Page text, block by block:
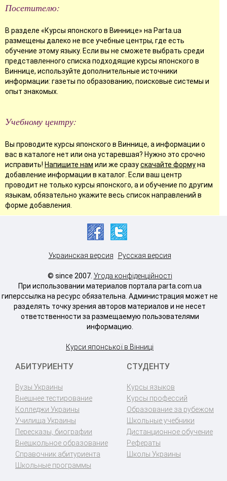
Посетителю:
В разделе «Курсы японского в Виннице» на Parta.ua
размещены далеко не все учебные центры, где есть
обучение этому языку. Если вы не сможете выбрать среди
представленного списка подходящие курсы японского в
Виннице, используйте дополнительные источники
информации: газеты по образованию, поисковые системы и
опыт знакомых.
Учебному центру:
Вы проводите курсы японского в Виннице, а информации о
вас в каталоге нет или она устаревшая? Нужно это срочно
исправить! Напишите нам или же сразускачайте формуна
добавление информации в каталог. Если ваш центр
проводит не только курсы японского, а и обучение по другим
языкам, обязательно укажите весь список направлений в
форме добавления.
Украинская версия Русская версия
© since 2007. Угода конфіденційності
При использовании материалов портала parta.com.ua
гиперссылка на ресурс обязательна. Администрация может не
разделять точку зрения авторов материалов и не несет
ответственности за размещаемую пользователями
информацию.
Курси японської в Вінниці
АБИТУРИЕНТУ
Вузы Украины
Внешнее тестирование
Колледжи Украины
Училища Украины
Пересказы, биографии
Внешкольное образование
Справочник абитуриента
Школьные программы
СТУДЕНТУ
Курсы языков
Курсы профессий
Образование за рубежом
Школьные учебники
Дистанционное обучение
Рефераты
Школы Украины